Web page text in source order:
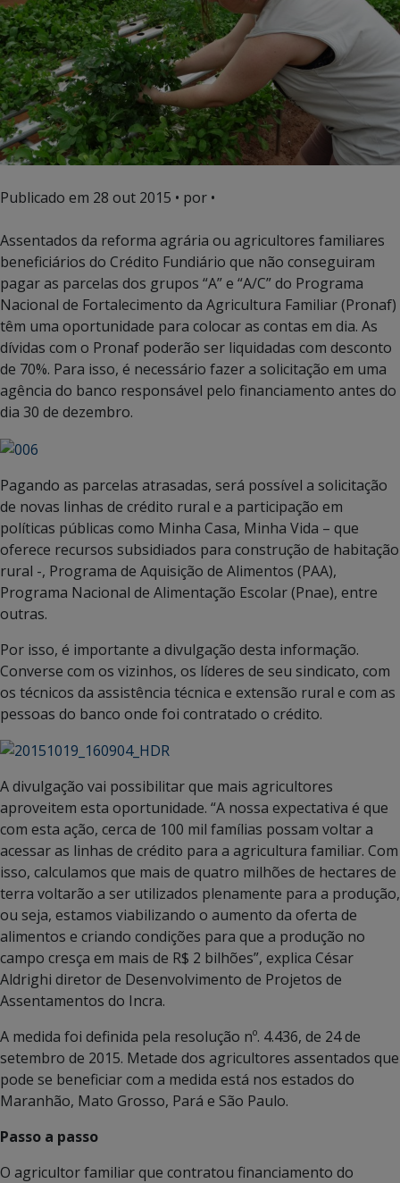
Publicado em 28 out 2015 • por •
Assentados da reforma agrária ou agricultores familiares
beneficiários do Crédito Fundiário que não conseguiram
pagar as parcelas dos grupos “A” e “A/C” do Programa
Nacional de Fortalecimento da Agricultura Familiar (Pronaf)
têm uma oportunidade para colocar as contas em dia. As
dívidas com o Pronaf poderão ser liquidadas com desconto
de 70%. Para isso, é necessário fazer a solicitação em uma
agência do banco responsável pelo financiamento antes do
dia 30 de dezembro.
Pagando as parcelas atrasadas, será possível a solicitação
de novas linhas de crédito rural e a participação em
políticas públicas como Minha Casa, Minha Vida – que
oferece recursos subsidiados para construção de habitação
rural -, Programa de Aquisição de Alimentos (PAA),
Programa Nacional de Alimentação Escolar (Pnae), entre
outras.
Por isso, é importante a divulgação desta informação.
Converse com os vizinhos, os líderes de seu sindicato, com
os técnicos da assistência técnica e extensão rural e com as
pessoas do banco onde foi contratado o crédito.
A divulgação vai possibilitar que mais agricultores
aproveitem esta oportunidade. “A nossa expectativa é que
com esta ação, cerca de 100 mil famílias possam voltar a
acessar as linhas de crédito para a agricultura familiar. Com
isso, calculamos que mais de quatro milhões de hectares de
terra voltarão a ser utilizados plenamente para a produção,
ou seja, estamos viabilizando o aumento da oferta de
alimentos e criando condições para que a produção no
campo cresça em mais de R$ 2 bilhões”, explica César
Aldrighi diretor de Desenvolvimento de Projetos de
Assentamentos do Incra.
A medida foi definida pela resolução nº. 4.436, de 24 de
setembro de 2015. Metade dos agricultores assentados que
pode se beneficiar com a medida está nos estados do
Maranhão, Mato Grosso, Pará e São Paulo.
Passo a passo
O agricultor familiar que contratou financiamento do